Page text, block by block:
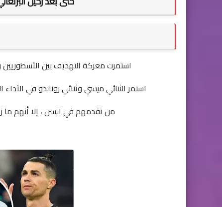
استمرت معركة التهديف بين
استمر الثنائي ميسي وثنائي رونالدو في
من تقدمهم في السن ، إلا أنهم